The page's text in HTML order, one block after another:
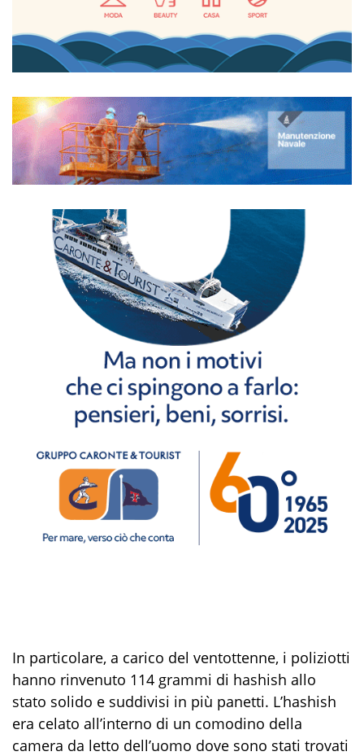
In particolare, a carico del ventottenne, i poliziotti
hanno rinvenuto 114 grammi di hashish allo
stato solido e suddivisi in più panetti. L’hashish
era celato all’interno di un comodino della
camera da letto dell’uomo dove sono stati trovati